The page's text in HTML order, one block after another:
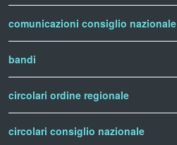
comunicazioni consiglio nazionale
bandi
circolari ordine regionale
circolari consiglio nazionale